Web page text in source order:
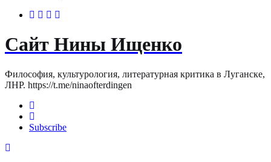
Сайт Нины Ищенко
Философия, культурология, литературная критика в Луганске,
ЛНР. https://t.me/ninaofterdingen
Subscribe